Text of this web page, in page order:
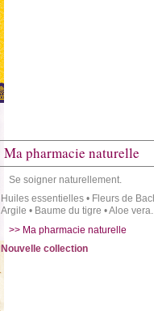
Ma pharmacie naturelle
Se soigner naturellement.
Huiles essentielles • Fleurs de
Argile • Baume du tigre • Aloe
>> Ma pharmacie naturelle
Nouvelle collection